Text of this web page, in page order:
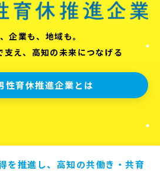
企業も、地域も。
支え、高知の未来につなげる
性育休推進企業とは
を推進し、高知の共働き・共育